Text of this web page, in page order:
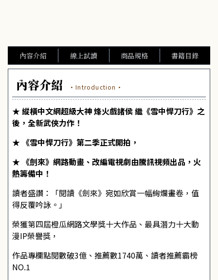
內容介紹 線上試讀 商品規格 書籍目錄
內容介紹 ·Introduction·
★ 縱橫中文網超級大神 烽火戲諸侯 繼《雪中悍刀行》之
後，全新武俠力作！
★ 《雪中悍刀行》第二季正式開拍，
★ 《劍來》網路動畫、改編電視劇由騰訊視頻出品，火
熱籌備中！
讀者盛讚：「閱讀《劍來》宛如欣賞一幅絢爛畫卷，值
得反覆吟詠。」
榮獲第四屆橙瓜網路文學獎十大作品、最具潛力十大動
漫IP榮譽獎，
作品專欄點閱數破3億、推薦數1740萬、讀者推薦霸榜
NO.1